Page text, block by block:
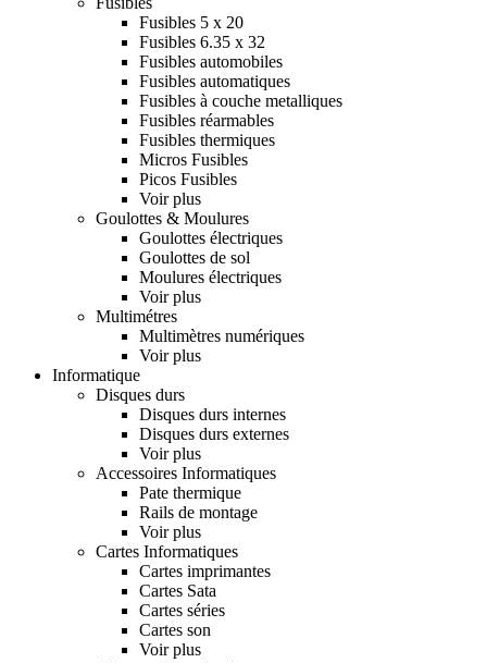
Fusibles 5 x 20
Fusibles 6.35 x 32
Fusibles automobiles
Fusibles automatiques
Fusibles à couche metalliques
Fusibles réarmables
Fusibles thermiques
Micros Fusibles
Picos Fusibles
Voir plus
Goulottes & Moulures
Goulottes électriques
Goulottes de sol
Moulures électriques
Voir plus
Multimétres
Multimètres numériques
Voir plus
Informatique
Disques durs
Disques durs internes
Disques durs externes
Voir plus
Accessoires Informatiques
Pate thermique
Rails de montage
Voir plus
Cartes Informatiques
Cartes imprimantes
Cartes Sata
Cartes séries
Cartes son
Voir plus